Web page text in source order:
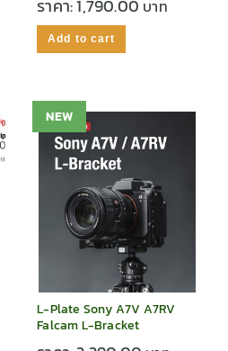
ราคา:1,790.00
Add to cart
NEW
L-Plate Sony A7V A7RV
Falcam L-Bracket